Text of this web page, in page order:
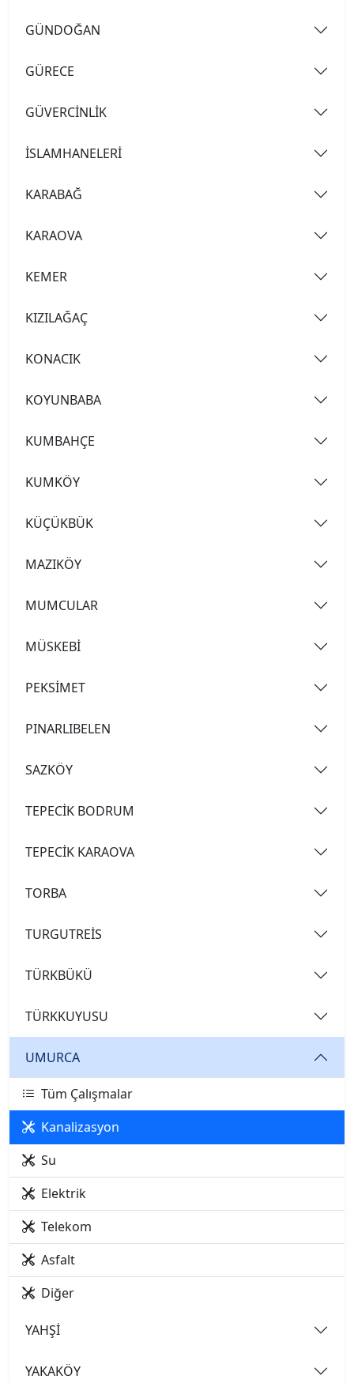
GÜNDOĞAN
GÜRECE
GÜVERCİNLİK
İSLAMHANELERİ
KARABAĞ
KARAOVA
KEMER
KIZILAĞAÇ
KONACIK
KOYUNBABA
KUMBAHÇE
KUMKÖY
KÜÇÜKBÜK
MAZIKÖY
MUMCULAR
MÜSKEBİ
PEKSİMET
PINARLIBELEN
SAZKÖY
TEPECİK BODRUM
TEPECİK KARAOVA
TORBA
TURGUTREİS
TÜRKBÜKÜ
TÜRKKUYUSU
UMURCA
Tüm Çalışmalar
Kanalizasyon
Su
Elektrik
Telekom
Asfalt
Diğer
YAHŞİ
YAKAKÖY